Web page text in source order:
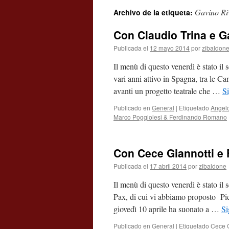
contenido
Archivo de la etiqueta: Gavino
Con Claudio Trina e
Publicada el 12 mayo 2014porzibaldone
Il menù di questo venerdì è stato il
vari anni attivo in Spagna, tra le
avanti un progetto teatrale che …
Publicado en General | Etiquetado
Marco Poggiolesi & Ferdinando Romano
Con Cece Giannotti e
Publicada el 17 abril 2014porzibaldone
Il menù di questo venerdì è stato
Pax, di cui vi abbiamo proposto
giovedì 10 aprile ha suonato a …
Publicado en General | Etiquetado Cece